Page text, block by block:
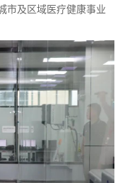
市及区域医疗健康事业